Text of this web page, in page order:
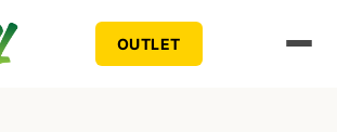
OUTLET